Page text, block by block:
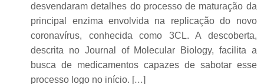
desvendaram detalhes do processo de maturação da
principal enzima envolvida na replicação do novo
coronavírus, conhecida como 3CL. A descoberta,
descrita no Journal of Molecular Biology, facilita a
busca de medicamentos capazes de sabotar esse
processo logo no início. […]